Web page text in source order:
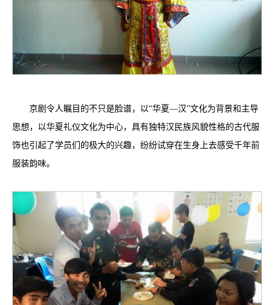
京剧令人瞩目的不只是脸谱，以“华夏—汉”文化为背景和主导
思想，以华夏礼仪文化为中心，具有独特汉民族风貌性格的古代服
饰也引起了学员们的极大的兴趣，纷纷试穿在生身上去感受千年前
服装韵味。